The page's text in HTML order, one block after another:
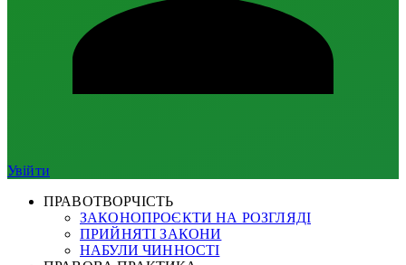
Увійти
ПРАВОТВОРЧІСТЬ
ЗАКОНОПРОЄКТИ НА РОЗГЛЯДІ
ПРИЙНЯТІ ЗАКОНИ
НАБУЛИ ЧИННОСТІ